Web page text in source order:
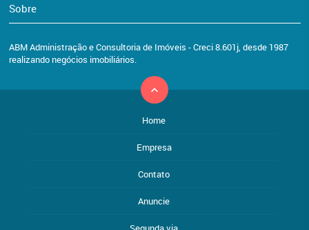
Sobre
ABM Administração e Consultoria de Imóveis - Creci 8.601j, desde 1987
realizando negócios imobiliários.
Home
Empresa
Contato
Anuncie